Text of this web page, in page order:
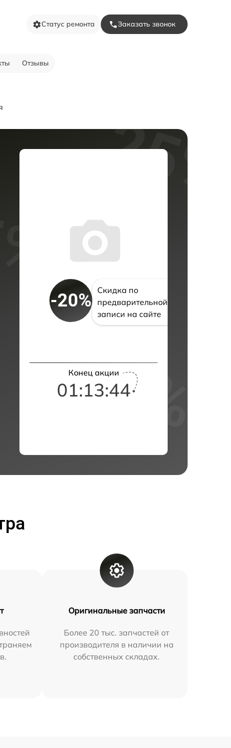
Статус ремонта Заказать звонок
Отзывы
-20%
Скидка по
предварительной
записи на сайте
Конец акции
01:13:43
Оригинальные запчасти
Более 20 тыс. запчастей от
производителя в наличии на
собственных складах.